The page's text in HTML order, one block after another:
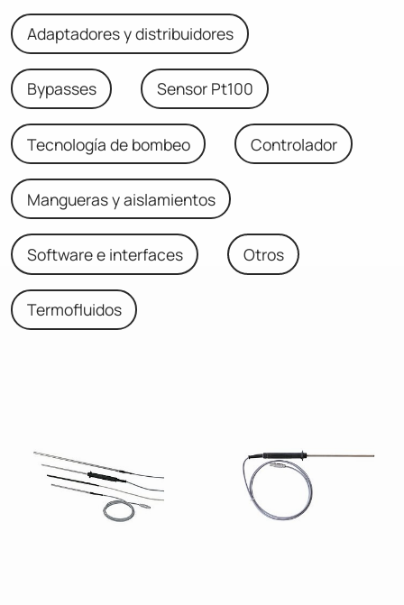
Adaptadores y distribuidores
Bypasses Sensor Pt100
Tecnología de bombeo Controlador
Mangueras y aislamientos
Software e interfaces Otros
Termofluidos